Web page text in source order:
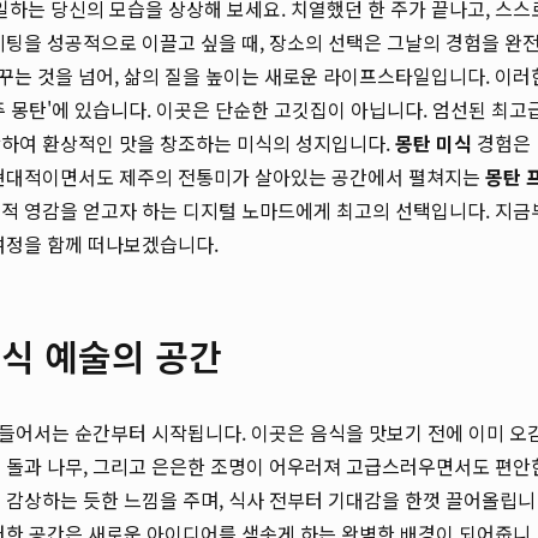
는 당신의 모습을 상상해 보세요. 치열했던 한 주가 끝나고, 스스
을 성공적으로 이끌고 싶을 때, 장소의 선택은 그날의 경험을 완전
것을 넘어, 삶의 질을 높이는 새로운 라이프스타일입니다. 이러
탄'에 있습니다. 이곳은 단순한 고깃집이 아닙니다. 엄선된 최고
여 환상적인 맛을 창조하는 미식의 성지입니다.몽탄 미식 경험은
적이면서도 제주의 전통미가 살아있는 공간에서 펼쳐지는 몽탄
영감을 얻고자 하는 디지털 노마드에게 최고의 선택입니다. 지금
을 함께 떠나보겠습니다.
예술의 공간
서는 순간부터 시작됩니다. 이곳은 음식을 맛보기 전에 이미 오
과 나무, 그리고 은은한 조명이 어우러져 고급스러우면서도 편안
상하는 듯한 느낌을 주며, 식사 전부터 기대감을 한껏 끌어올립니